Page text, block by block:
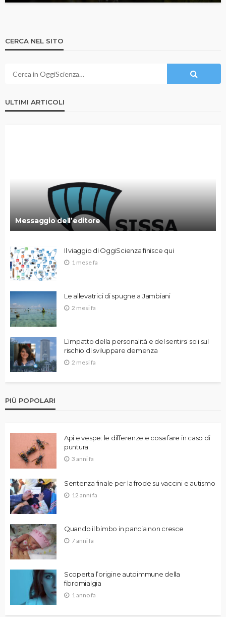
CERCA NEL SITO
ULTIMI ARTICOLI
Messaggio dell’editore
Il viaggio di OggiScienza finisce qui
1 mese fa
Le allevatrici di spugne a Jambiani
2 mesi fa
L’impatto della personalità e del sentirsi soli sul
rischio di sviluppare demenza
2 mesi fa
PIÙ POPOLARI
Api e vespe: le differenze e cosa fare in caso di
puntura
3 anni fa
Sentenza finale per la frode su vaccini e autismo
12 anni fa
Quando il bimbo in pancia non cresce
7 anni fa
Scoperta l’origine autoimmune della
fibromialgia
1 anno fa